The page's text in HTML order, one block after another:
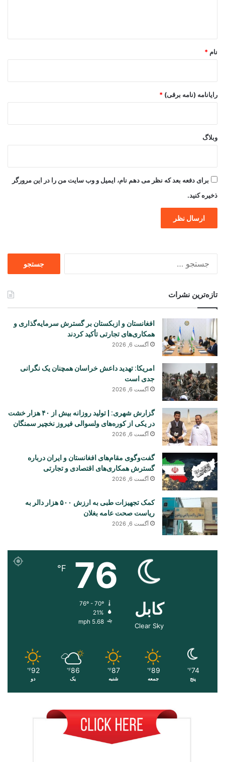
نام *
رایانامه (نامه برقی) *
وبلاگ
برای دفعه بعد که نظر می دهم نام، ایمیل و وب سایت من را در این مرورگر
ذخیره کنید.
تازه‌ترین نشرات
افغانستان و ازبکستان بر گسترش سرمایه‌گذاری و
همکاری‌های تجارتی تأکید کردند
آگست 6, 2026
امریکا: تهدید داعش خراسان همچنان یک نگرانی
جدی است
آگست 6, 2026
گزارش شهری: | تولید روزانه بیش از ۴۰ هزار خشت
در یکی از کوره‌های ولسوالی فیروز نخچیر سمنگان
آگست 6, 2026
گفت‌وگوی مقام‌های افغانستان و ایران درباره
گسترش همکاری‌های اقتصادی و تجارتی
آگست 6, 2026
کمک تجهیزات طبی به ارزش ۵۰۰ هزار دالر به
ریاست صحت عامه بغلان
آگست 6, 2026
کابل
Clear Sky
76
℉
21%
5.68 mph
74
℉
پنج
89
℉
جمعه
87
℉
شنبه
86
℉
یک
92
℉
دو